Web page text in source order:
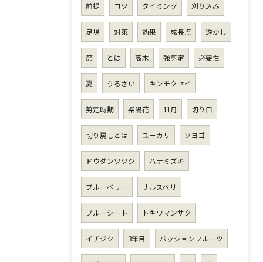
前提 コツ タイミング 刈り込み
足場 対策 効果 成長点 透かし
節 とは 高木 強剪定 必要性
夏 うるさい キンモクセイ
剪定時期 紫陽花 11月 切り口
切り戻しとは ユーカリ ソヨゴ
ドウダンツツジ ハナミズキ
ブルーベリー サルスベリ
ブルーシート トキワマンサク
イチジク 3年目 パッションフルーツ